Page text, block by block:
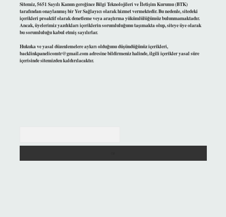
Sitemiz, 5651 Sayılı Kanun gereğince Bilgi Teknolojileri ve İletişim Kurumu (BTK)
tarafından onaylanmış bir Yer Sağlayıcı olarak hizmet vermektedir. Bu nedenle, sitedeki
içerikleri proaktif olarak denetleme veya araştırma yükümlülüğümüz bulunmamaktadır.
Ancak, üyelerimiz yazdıkları içeriklerin sorumluluğunu taşımakta olup, siteye üye olarak
bu sorumluluğu kabul etmiş sayılırlar.
Hukuka ve yasal düzenlemelere aykırı olduğunu düşündüğünüz içerikleri,
backlinkpanelicomtr@gmail.comadresine bildirmeniz halinde, ilgili içerikler yasal süre
içerisinde sitemizden kaldırılacaktır.